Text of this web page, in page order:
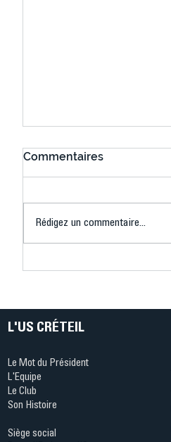
Commentaires
Rédigez un commentaire...
L'US CRÉTEIL
Le Mot du Président
L'Equipe
Le Club
Son Histoire
Siège social